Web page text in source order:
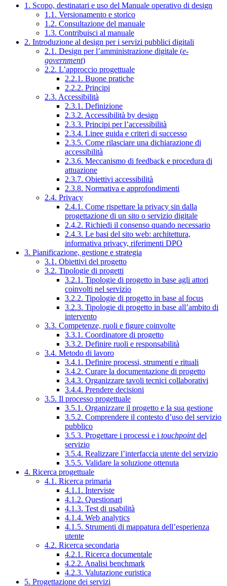
1. Scopo, destinatari e uso del Manuale operativo di design
1.1. Versionamento e storico
1.2. Consultazione del manuale
1.3. Contribuisci al manuale
2. Introduzione al design per i servizi pubblici digitali
2.1. Design per l’amministrazione digitale (e-
government)
2.2. L’approccio progettuale
2.2.1. Buone pratiche
2.2.2. Principi
2.3. Accessibilità
2.3.1. Definizione
2.3.2. Accessibilità by design
2.3.3. Principi per l’accessibilità
2.3.4. Linee guida e criteri di successo
2.3.5. Come rilasciare una dichiarazione di
accessibilità
2.3.6. Meccanismo di feedback e procedura di
attuazione
2.3.7. Obiettivi accessibilità
2.3.8. Normativa e approfondimenti
2.4. Privacy
2.4.1. Come rispettare la privacy sin dalla
progettazione di un sito o servizio digitale
2.4.2. Richiedi il consenso quando necessario
2.4.3. Le basi del sito web: architettura,
informativa privacy, riferimenti DPO
3. Pianificazione, gestione e strategia
3.1. Obiettivi del progetto
3.2. Tipologie di progetti
3.2.1. Tipologie di progetto in base agli attori
coinvolti nel servizio
3.2.2. Tipologie di progetto in base al focus
3.2.3. Tipologie di progetto in base all’ambito di
intervento
3.3. Competenze, ruoli e figure coinvolte
3.3.1. Coordinatore di progetto
3.3.2. Definire ruoli e responsabilità
3.4. Metodo di lavoro
3.4.1. Definire processi, strumenti e rituali
3.4.2. Curare la documentazione di progetto
3.4.3. Organizzare tavoli tecnici collaborativi
3.4.4. Prendere decisioni
3.5. Il processo progettuale
3.5.1. Organizzare il progetto e la sua gestione
3.5.2. Comprendere il contesto d’uso del servizio
pubblico
3.5.3. Progettare i processi e i touchpointdel
servizio
3.5.4. Realizzare l’interfaccia utente del servizio
3.5.5. Validare la soluzione ottenuta
4. Ricerca progettuale
4.1. Ricerca primaria
4.1.1. Interviste
4.1.2. Questionari
4.1.3. Test di usabilità
4.1.4. Web analytics
4.1.5. Strumenti di mappatura dell’esperienza
utente
4.2. Ricerca secondaria
4.2.1. Ricerca documentale
4.2.2. Analisi benchmark
4.2.3. Valutazione euristica
5. Progettazione dei servizi